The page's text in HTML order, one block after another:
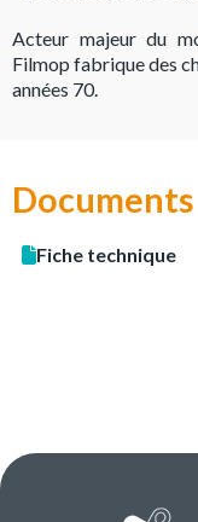
Acteur majeur du
Filmop fabrique des
années 70.
Documents
Fiche technique